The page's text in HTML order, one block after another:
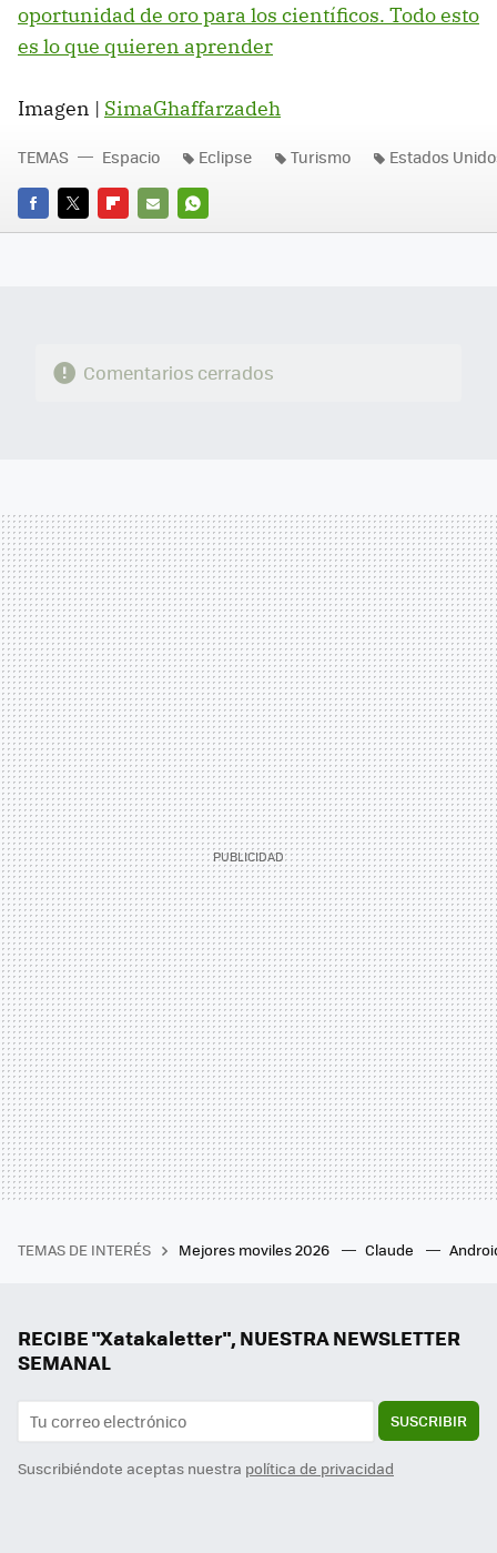
oportunidad de oro para los científicos. Todo esto
es lo que quieren aprender
Imagen | SimaGhaffarzadeh
FACEBOOK
TWITTERFLIPBOARD
E-
WHATSAPP
TEMAS Espacio Eclipse Turismo Estados
Comentarios cerrados
TEMAS DE INTERÉS Mejores moviles 2026 Claude
RECIBE "Xatakaletter", NUESTRA NEWSLETTER
SEMANAL
SUSCRIBIR
Suscribiéndote aceptas nuestra política de privacidad